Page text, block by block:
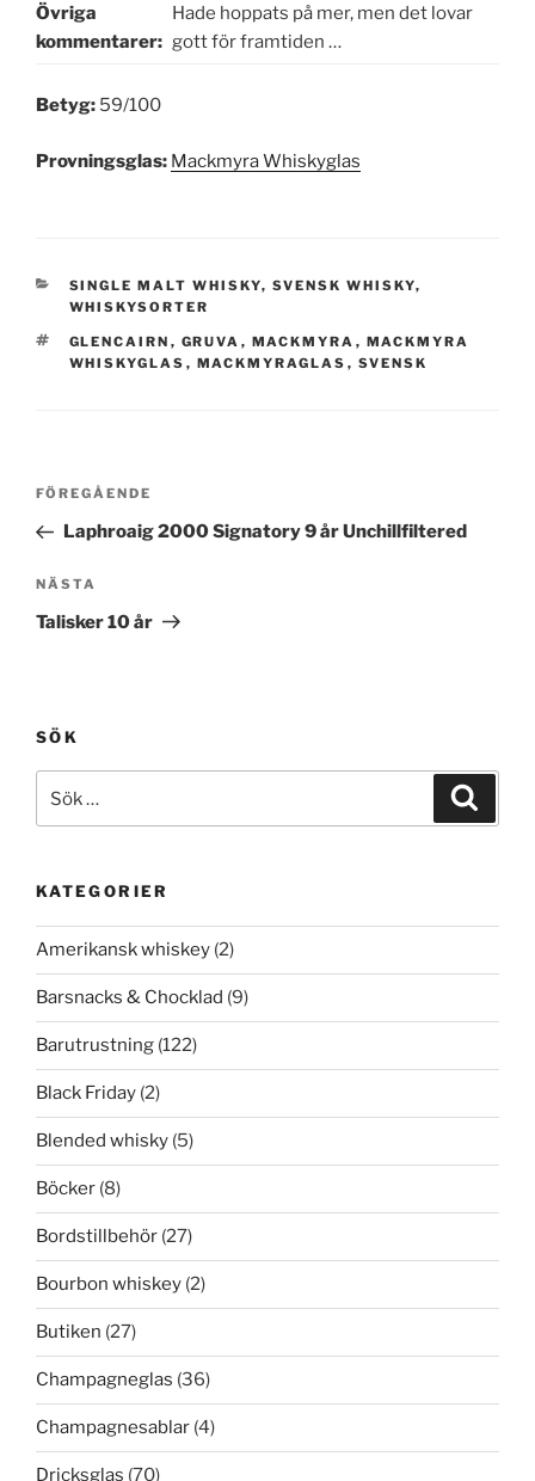
Övriga
kommentarer:
Hade hoppats på mer, men det lovar
gott för framtiden …
Betyg: 59/100
Provningsglas: Mackmyra Whiskyglas
KATEGORIER
SINGLE MALT WHISKY, SVENSK WHISKY,
WHISKYSORTER
TAGGAR
GLENCAIRN , GRUVA , MACKMYRA , MACKMYRA
WHISKYGLAS , MACKMYRAGLAS , SVENSK
Inläggsnavigering
Föregående
inlägg
FÖREGÅENDE
Laphroaig 2000 Signatory 9 år Unchillfiltered
Nästa
inlägg
NÄSTA
Talisker 10 år
SÖK
efter:
KATEGORIER
Amerikansk whiskey (2)
Barsnacks & Chocklad (9)
Barutrustning (122)
Black Friday (2)
Blended whisky (5)
Böcker (8)
Bordstillbehör (27)
Bourbon whiskey (2)
Butiken (27)
Champagneglas (36)
Champagnesablar (4)
Dricksglas (70)